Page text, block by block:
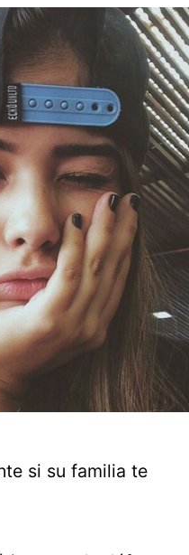
si su familia te